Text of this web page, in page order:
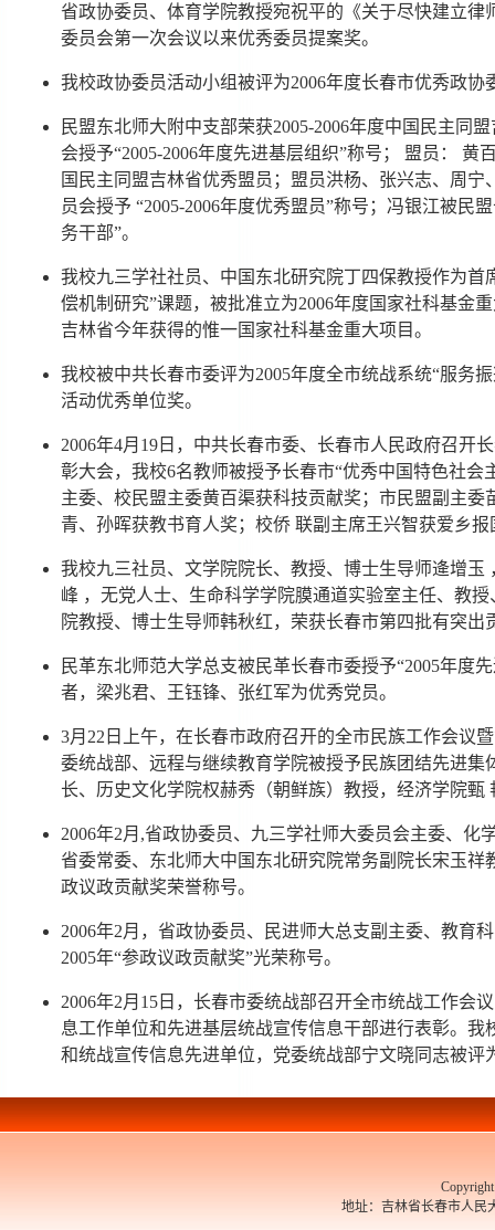
省政协委员、体育学院教授宛祝平的《关于尽快建立
委员会第一次会议以来优秀委员提案奖。
我校政协委员活动小组被评为2006年度长春市优秀政协
民盟东北师大附中支部荣获2005-2006年度中国民主同
会授予“2005-2006年度先进基层组织”称号； 盟员： 黄
国民主同盟吉林省优秀盟员；盟员洪杨、张兴志、周
员会授予 “2005-2006年度优秀盟员”称号；冯银江被民
务干部”。
我校九三学社社员、中国东北研究院丁四保教授作为首
偿机制研究”课题，被批准立为2006年度国家社科基金
吉林省今年获得的惟一国家社科基金重大项目。
我校被中共长春市委评为2005年度全市统战系统“服务
活动优秀单位奖。
2006年4月19日，中共长春市委、长春市人民政府召开
彰大会，我校6名教师被授予长春市“优秀中国特色社会
主委、校民盟主委黄百渠获科技贡献奖；市民盟副主
青、孙晖获教书育人奖；校侨 联副主席王兴智获爱乡报
我校九三社员、文学院院长、教授、博士生导师逄增
峰 ，无党人士、生命科学学院膜通道实验室主任、教
院教授、博士生导师韩秋红，荣获长春市第四批有突出
民革东北师范大学总支被民革长春市委授予“2005年度
者，梁兆君、王钰锋、张红军为优秀党员。
3月22日上午，在长春市政府召开的全市民族工作会议
委统战部、远程与继续教育学院被授予民族团结先进
长、历史文化学院权赫秀（朝鲜族）教授，经济学院
2006年2月,省政协委员、九三学社师大委员会主委、化
省委常委、东北师大中国东北研究院常务副院长宋玉祥
政议政贡献奖荣誉称号。
2006年2月，省政协委员、民进师大总支副主委、教育
2005年“参政议政贡献奖”光荣称号。
2006年2月15日，长春市委统战部召开全市统战工作会
息工作单位和先进基层统战宣传信息干部进行表彰。我
和统战宣传信息先进单位，党委统战部宁文晓同志被评
Copyright 东
地址：吉林省长春市人民